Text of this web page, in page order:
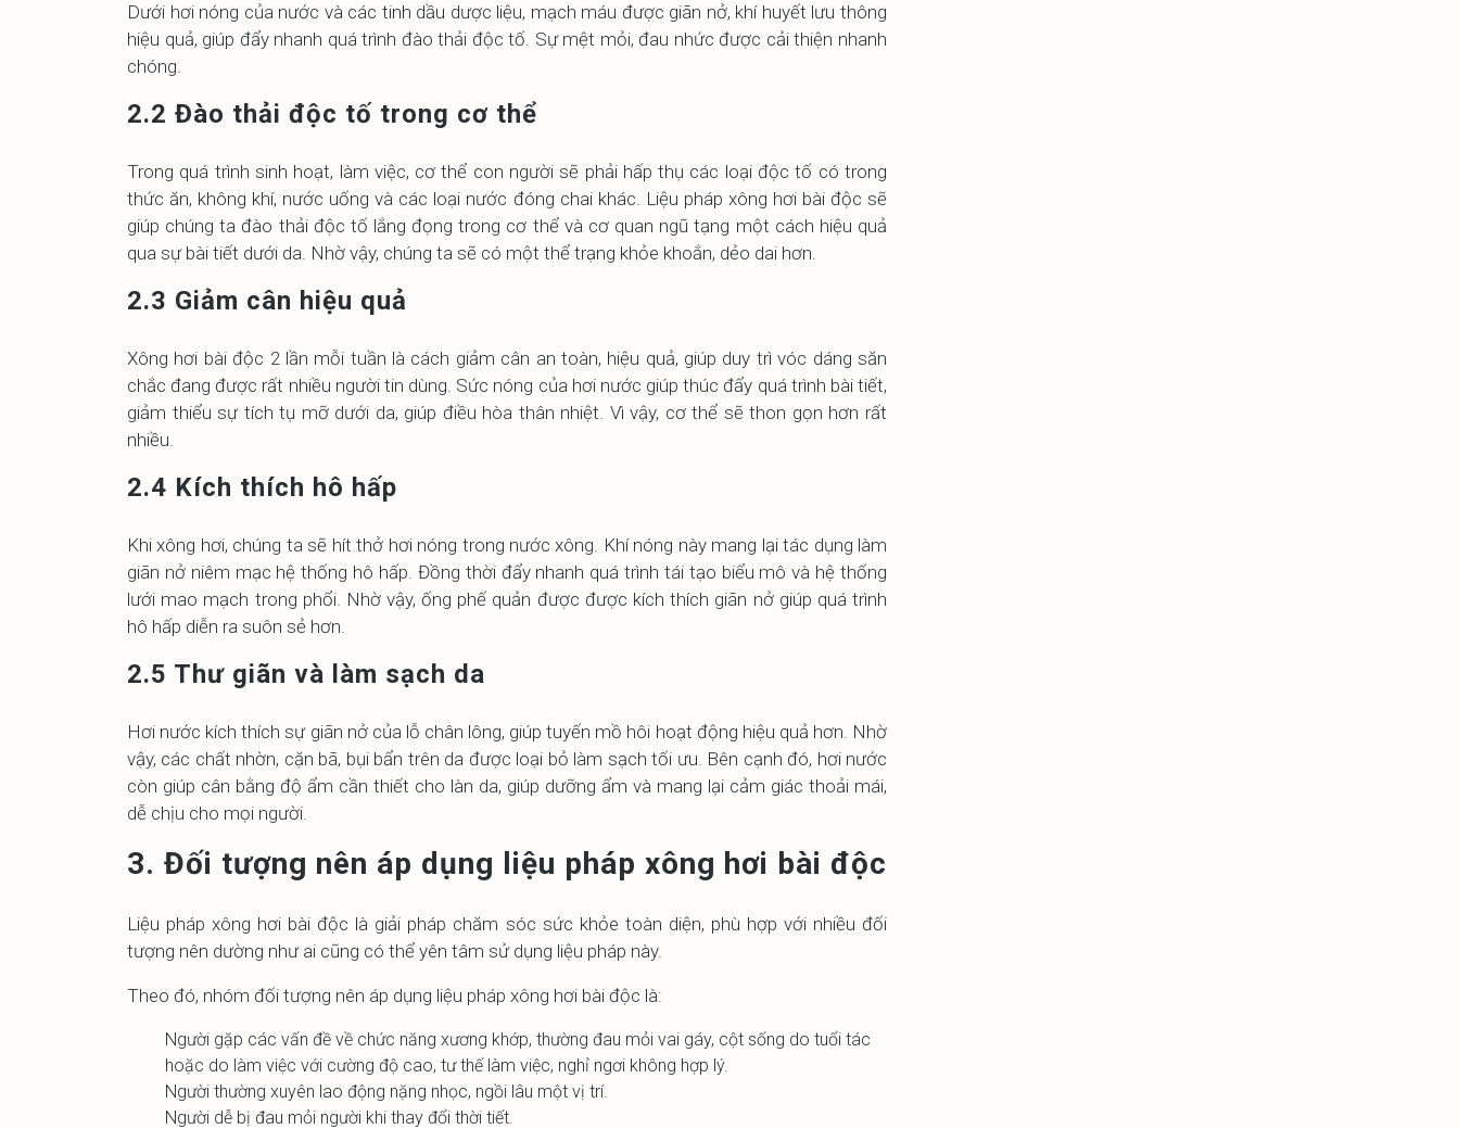
Dưới hơi nóng của nước và các tinh dầu dược liệu, mạch máu được giãn nở, khí huyết lưu thông
hiệu quả, giúp đẩy nhanh quá trình đào thải độc tố. Sự mệt mỏi, đau nhức được cải thiện nhanh
chóng.
2.2 Đào thải độc tố trong cơ thể
Trong quá trình sinh hoạt, làm việc, cơ thể con người sẽ phải hấp thụ các loại độc tố có trong
thức ăn, không khí, nước uống và các loại nước đóng chai khác. Liệu pháp xông hơi bài độc sẽ
giúp chúng ta đào thải độc tố lắng đọng trong cơ thể và cơ quan ngũ tạng một cách hiệu quả
qua sự bài tiết dưới da. Nhờ vậy, chúng ta sẽ có một thể trạng khỏe khoắn, dẻo dai hơn.
2.3 Giảm cân hiệu quả
Xông hơi bài độc 2 lần mỗi tuần là cách giảm cân an toàn, hiệu quả, giúp duy trì vóc dáng săn
chắc đang được rất nhiều người tin dùng. Sức nóng của hơi nước giúp thúc đẩy quá trình bài tiết,
giảm thiểu sự tích tụ mỡ dưới da, giúp điều hòa thân nhiệt. Vì vậy, cơ thể sẽ thon gọn hơn rất
nhiều.
2.4 Kích thích hô hấp
Khi xông hơi, chúng ta sẽ hít thở hơi nóng trong nước xông. Khí nóng này mang lại tác dụng làm
giãn nở niêm mạc hệ thống hô hấp. Đồng thời đẩy nhanh quá trình tái tạo biểu mô và hệ thống
lưới mao mạch trong phổi. Nhờ vậy, ống phế quản được được kích thích giãn nở giúp quá trình
hô hấp diễn ra suôn sẻ hơn.
2.5 Thư giãn và làm sạch da
Hơi nước kích thích sự giãn nở của lỗ chân lông, giúp tuyến mồ hôi hoạt động hiệu quả hơn. Nhờ
vậy, các chất nhờn, cặn bã, bụi bẩn trên da được loại bỏ làm sạch tối ưu. Bên cạnh đó, hơi nước
còn giúp cân bằng độ ẩm cần thiết cho làn da, giúp dưỡng ẩm và mang lại cảm giác thoải mái,
dễ chịu cho mọi người.
3. Đối tượng nên áp dụng liệu pháp xông hơi bài độc
Liệu pháp xông hơi bài độc là giải pháp chăm sóc sức khỏe toàn diện, phù hợp với nhiều đối
tượng nên dường như ai cũng có thể yên tâm sử dụng liệu pháp này.
Theo đó, nhóm đối tượng nên áp dụng liệu pháp xông hơi bài độc là:
Người gặp các vấn đề về chức năng xương khớp, thường đau mỏi vai gáy, cột sống do tuổi tác
hoặc do làm việc với cường độ cao, tư thế làm việc, nghỉ ngơi không hợp lý.
Người thường xuyên lao động nặng nhọc, ngồi lâu một vị trí.
Người dễ bị đau mỏi người khi thay đổi thời tiết.